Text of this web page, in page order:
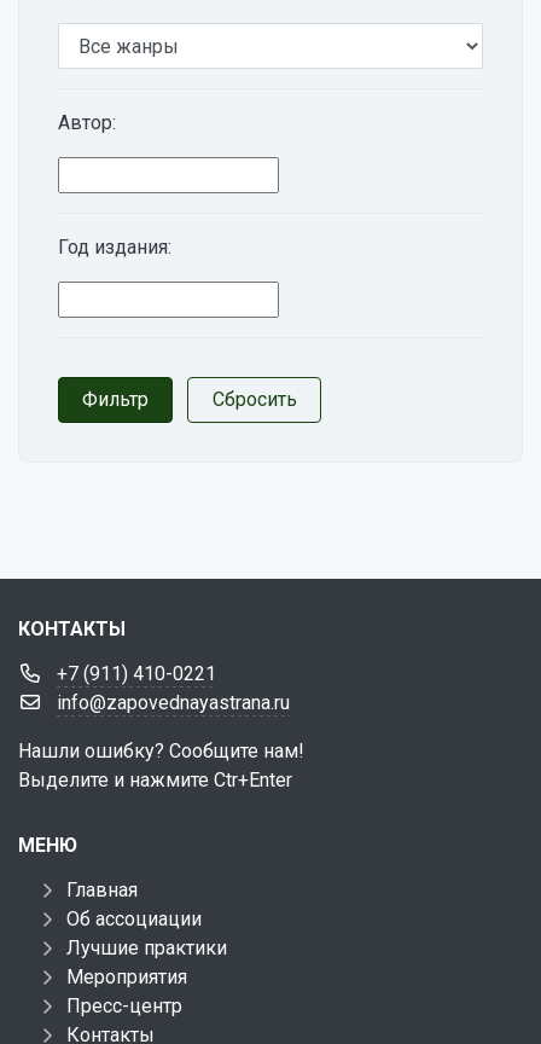
Автор:
Год издания:
КОНТАКТЫ
+7 (911) 410-0221
info@zapovednayastrana.ru
Нашли ошибку? Сообщите нам!
Выделите и нажмите Ctr+Enter
МЕНЮ
Главная
Об ассоциации
Лучшие практики
Мероприятия
Пресс-центр
Контакты